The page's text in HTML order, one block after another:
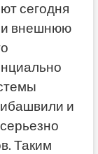
сегодня
и внешнюю
и
Таким